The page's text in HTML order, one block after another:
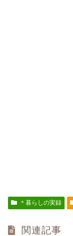
＊暮らしの実録
関連記事